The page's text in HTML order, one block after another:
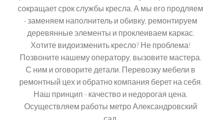
сокращает срок службы кресла. А мы его продляем
- заменяем наполнитель и обивку, ремонтируем
деревянные элементы и проклеиваем каркас.
Хотите видоизменить кресло? Не проблема!
Позвоните нашему оператору, вызовите мастера.
С ним и оговорите детали. Перевозку мебели в
ремонтный цех и обратно компания берет на себя.
Наш принцип - качество и недорогая цена.
Осуществляем работы метро Александровский